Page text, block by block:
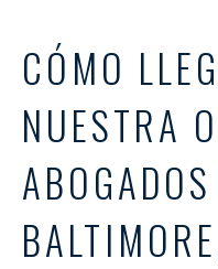
CÓMO
NUESTRA